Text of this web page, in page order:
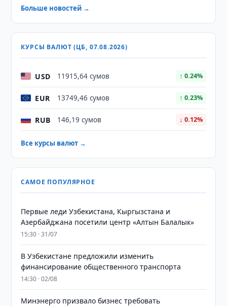
Больше новостей →
КУРСЫ ВАЛЮТ (ЦБ, 07.08.2026)
USD 11915,64 сумов ↑ 0.24%
EUR 13749,46 сумов ↑ 0.23%
RUB 146,19 сумов ↓ 0.12%
Все курсы валют →
САМОЕ ПОПУЛЯРНОЕ
Первые леди Узбекистана, Кыргызстана и
Азербайджана посетили центр «Алтын Балалык»
15:30 · 31/07
В Узбекистане предложили изменить
финансирование общественного транспорта
14:30 · 02/08
Минэнерго призвало бизнес требовать